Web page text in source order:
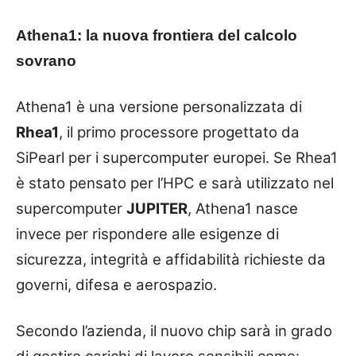
Athena1: la nuova frontiera del calcolo
sovrano
Athena1 è una versione personalizzata di
Rhea1, il primo processore progettato da
SiPearl per i supercomputer europei. Se Rhea1
è stato pensato per l’HPC e sarà utilizzato nel
supercomputer JUPITER, Athena1 nasce
invece per rispondere alle esigenze di
sicurezza, integrità e affidabilità richieste da
governi, difesa e aerospazio.
Secondo l’azienda, il nuovo chip sarà in grado